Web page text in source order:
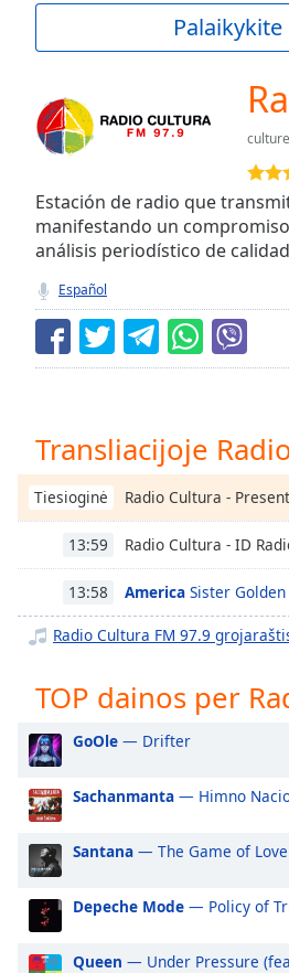
Current
Loaded:
0.00%
TypeLIVE
Seek to
live,
currently
LIVE
Remaining
Playback
Rate
Chapters
Chapters
Descriptions
descriptions
off,
subtitles
settings
opens
settings
dialog
subtitles
off
selected
culture
Estación de radio que
manifestando un
análisis periodístico de
Español
Transliacijoje
Tiesioginė Radio Cultura -
13:59 Radio Cultura - ID
13:58 America Sister
Radio Cultura FM 97.9
TOP dainos per
GoOle — Drifter
Sachanmanta — Himno
Santana — The Game of
Depeche Mode — Policy of
Queen — Under Pressure